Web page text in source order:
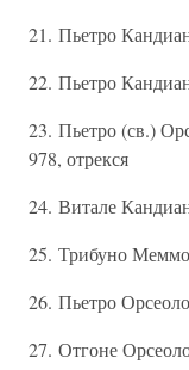
21. Пьетро
22. Пьетро
23. Пьетро (св.)
978, отрекся
24. Витале
25. Трибуно
26. Пьетро
27. Отгоне